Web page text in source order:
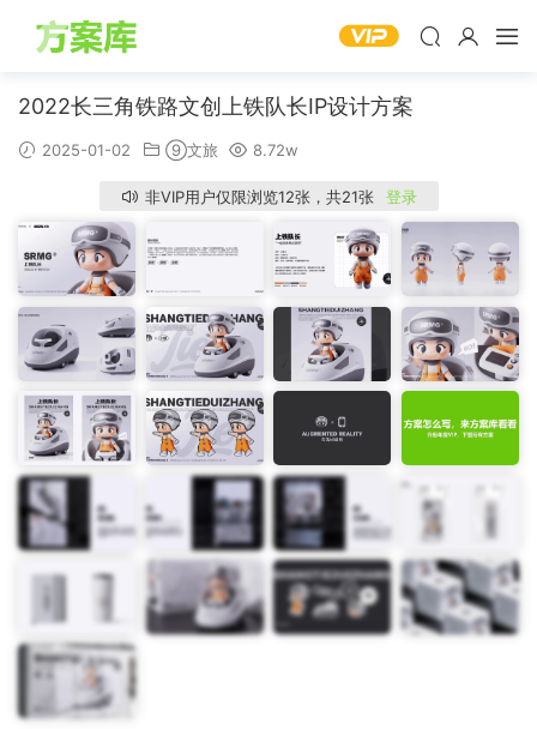
2022长三角铁路文创上铁队长IP设计方案
2025-01-02 ⑨文旅 8.72w
非VIP用户仅限浏览12张，共21张 登录